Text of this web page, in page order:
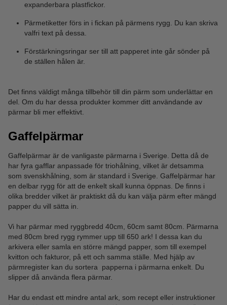
expanderbara plastfickor.
Pärmetiketter förs in i fickan på pärmens rygg. Du kan skriva
valfri text på dessa.
Förstärkningsringar ser till att papperet inte går sönder på
de ställen hålen är.
Det finns väldigt många tillbehör till din pärm som underlättar en
del. Om du har dessa produkter kommer ditt användande av
pärmar bli mer effektivt.
Gaffelpärmar
Gaffelpärmar är de vanligaste pärmarna i Sverige. Detta då de
har fyra gafflar anpassade för triohålning, vilket är detsamma
som svenskhålning, som är standard i Sverige. Gaffelpärmar har
en delbar rygg för att de enkelt skall kunna öppnas. De finns i
olika bredder vilket är praktiskt då du kan välja pärm efter mängd
papper du vill sätta in.
Vi har pärmar med ryggbredd 40cm, 60cm samt 80cm. Pärmarna
med 80cm bred rygg rymmer upp till 650 ark! I dessa kan du
arkivera eller samla en större mängd papper, som till exempel
kvitton och fakturor, på ett och samma ställe. Med hjälp av
pärmregister kan du sortera papperna i pärmarna enkelt. Du
slipper då använda flera pärmar.
Har du endast ett mindre antal ark, som recept eller instruktioner